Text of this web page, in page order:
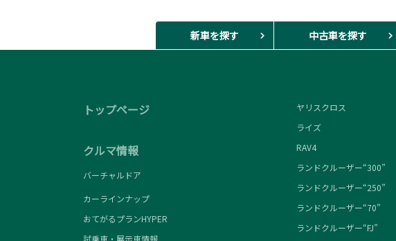
新車を探す 中古車を探す
トップページ
クルマ情報
バーチャルドア
カーラインナップ
おてがるプランHYPER
試乗車・展示車情報
ヤリスクロス
ライズ
RAV4
ランドクルーザー“300”
ランドクルーザー“250”
ランドクルーザー“70”
ランドクルーザー“FJ”